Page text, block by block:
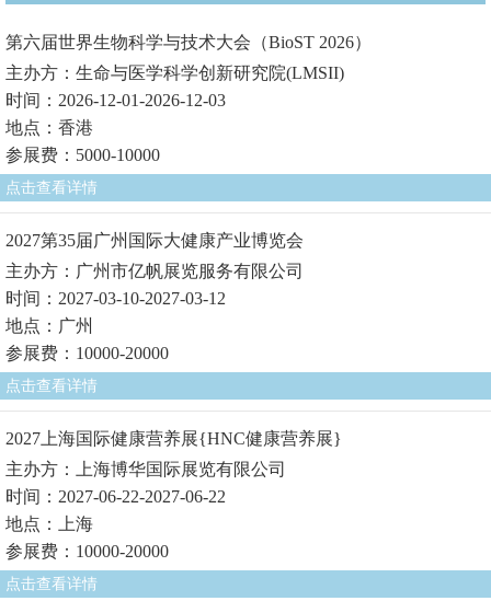
第六届世界生物科学与技术大会（BioST 2026）
主办方：生命与医学科学创新研究院(LMSII)
时间：2026-12-01-2026-12-03
地点：香港
参展费：5000-10000
点击查看详情
2027第35届广州国际大健康产业博览会
主办方：广州市亿帆展览服务有限公司
时间：2027-03-10-2027-03-12
地点：广州
参展费：10000-20000
点击查看详情
2027上海国际健康营养展{HNC健康营养展}
主办方：上海博华国际展览有限公司
时间：2027-06-22-2027-06-22
地点：上海
参展费：10000-20000
点击查看详情